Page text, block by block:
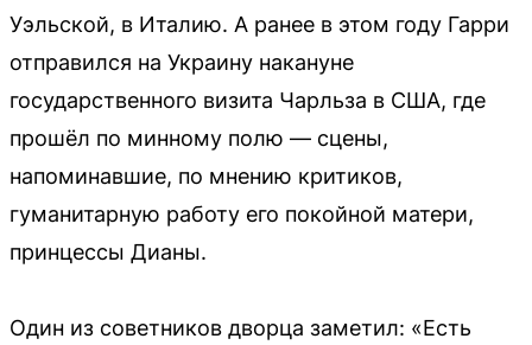
Уэльской, в Италию. А ранее в этом году Гарри
отправился на Украину накануне
государственного визита Чарльза в США, где
прошёл по минному полю — сцены,
напоминавшие, по мнению критиков,
гуманитарную работу его покойной матери,
принцессы Дианы.
Один из советников дворца заметил: «Есть